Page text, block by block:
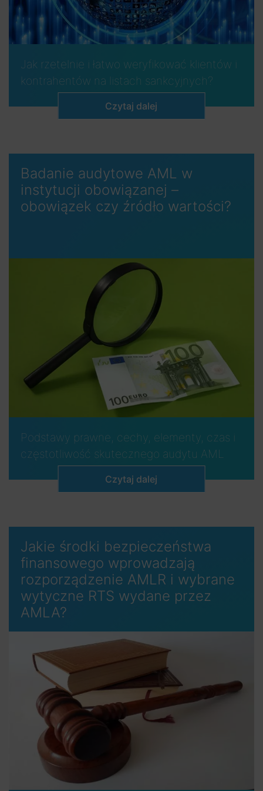
Jak rzetelnie i łatwo weryfikować klientów i
kontrahentów na listach sankcyjnych?
Czytaj dalej
Badanie audytowe AML w
instytucji obowiązanej –
obowiązek czy źródło wartości?
Podstawy prawne, cechy, elementy, czas i
częstotliwość skutecznego audytu AML
Czytaj dalej
Jakie środki bezpieczeństwa
finansowego wprowadzają
rozporządzenie AMLR i wybrane
wytyczne RTS wydane przez
AMLA?